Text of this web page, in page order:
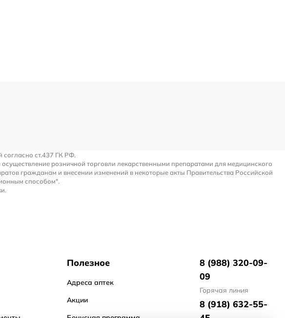
согласно ст.437 ГК РФ.
розничной торговли лекарственными препаратами для медицинского
гражданам и внесении изменений в некоторые акты Правительства Российской
способом".
Полезное
Адреса аптек
Акции
8 (988) 320-09-
09
Горячая линия
8 (918) 632-55-